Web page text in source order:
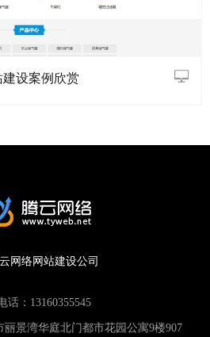
设案例欣赏
网络网站建设公司
话： 13160355545
景湾华庭北门都市花园公寓9楼907